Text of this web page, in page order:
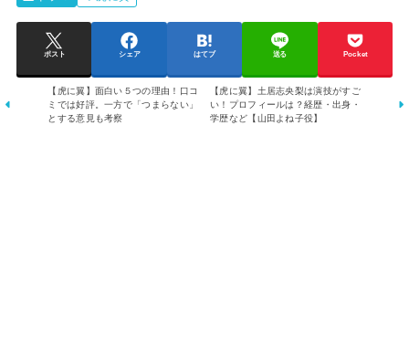
ポスト シェア はてブ 送る Pocket
【虎に翼】面白い５つの理由！口コ
ミでは好評。一方で「つまらない」
とする意見も考察
【虎に翼】土居志央梨は演技がすご
い！プロフィールは？経歴・出身・
学歴など【山田よね子役】